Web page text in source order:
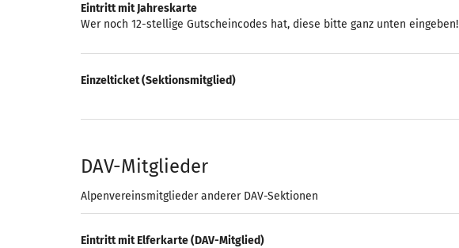
Eintritt mit Jahreskarte
Wer noch 12-stellige Gutscheincodes hat, diese bitte ganz unten eingeben!
Einzelticket (Sektionsmitglied)
DAV-Mitglieder
Alpenvereinsmitglieder anderer DAV-Sektionen
Eintritt mit Elferkarte (DAV-Mitglied)